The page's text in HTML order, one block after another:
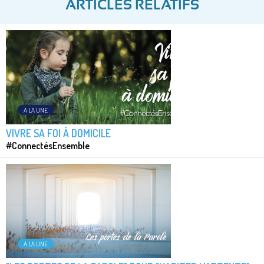
ARTICLES RELATIFS
A LA UNE
VIVRE SA FOI À DOMICILE
#ConnectésEnsemble
A LA UNE